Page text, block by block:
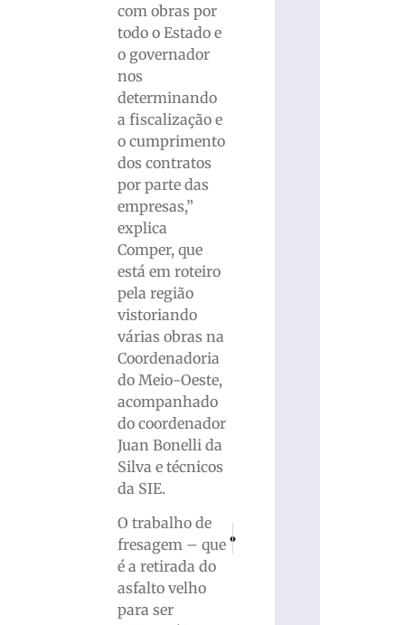
com obras por
todo o Estado e
o governador
nos
determinando
a fiscalização e
o cumprimento
dos contratos
por parte das
empresas,”
explica
Comper, que
está em roteiro
pela região
vistoriando
várias obras na
Coordenadoria
do Meio-Oeste,
acompanhado
do coordenador
Juan Bonelli da
Silva e técnicos
da SIE.
O trabalho de
fresagem – que
é a retirada do
asfalto velho
para ser
Marcos Serrato renova com o Brusque